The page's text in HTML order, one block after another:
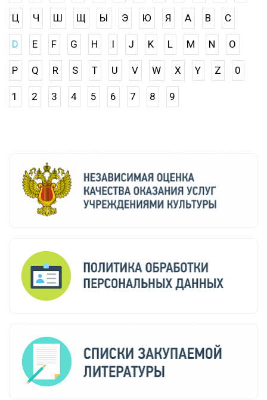
Ц Ч Ш Щ Ы Э Ю Я A B C
D E F G H I J K L M N O
P Q R S T U V W X Y Z 0
1 2 3 4 5 6 7 8 9